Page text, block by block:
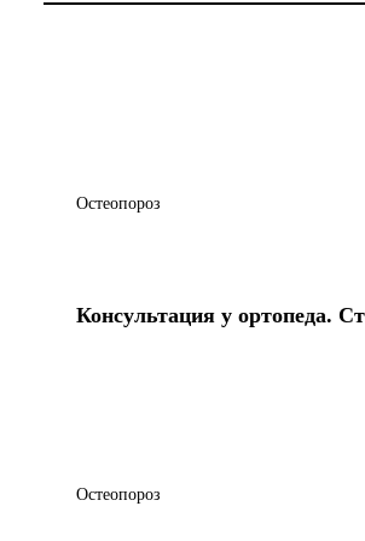
Остеопороз
Консультация у ортопеда.
Остеопороз